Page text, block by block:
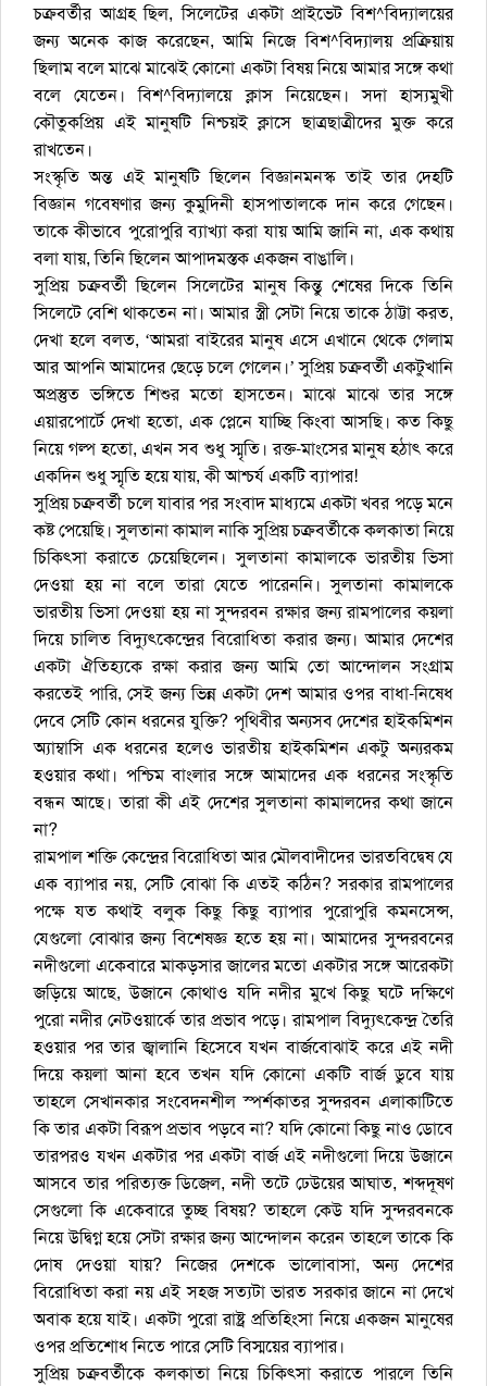
চক্রবর্তীর আগ্রহ ছিল, সিলেটের একটা প্রাইভেট বিশ^বিদ্যালয়ের
জন্য অনেক কাজ করেছেন, আমি নিজে বিশ^বিদ্যালয় প্রক্রিয়ায়
ছিলাম বলে মাঝে মাঝেই কোনো একটা বিষয় নিয়ে আমার সঙ্গে কথা
বলে যেতেন। বিশ^বিদ্যালয়ে ক্লাস নিয়েছেন। সদা হাস্যমুখী
কৌতুকপ্রিয় এই মানুষটি নিশ্চয়ই ক্লাসে ছাত্রছাত্রীদের মুক্ত করে
রাখতেন।
সংস্কৃতি অন্ত এই মানুষটি ছিলেন বিজ্ঞানমনস্ক তাই তার দেহটি
বিজ্ঞান গবেষণার জন্য কুমুদিনী হাসপাতালকে দান করে গেছেন।
তাকে কীভাবে পুরোপুরি ব্যাখ্যা করা যায় আমি জানি না, এক কথায়
বলা যায়, তিনি ছিলেন আপাদমস্তক একজন বাঙালি।
সুপ্রিয় চক্রবর্তী ছিলেন সিলেটের মানুষ কিন্তু শেষের দিকে তিনি
সিলেটে বেশি থাকতেন না। আমার স্ত্রী সেটা নিয়ে তাকে ঠাট্টা করত,
দেখা হলে বলত, ‘আমরা বাইরের মানুষ এসে এখানে থেকে গেলাম
আর আপনি আমাদের ছেড়ে চলে গেলেন।’ সুপ্রিয় চক্রবর্তী একটুখানি
অপ্রস্তুত ভঙ্গিতে শিশুর মতো হাসতেন। মাঝে মাঝে তার সঙ্গে
এয়ারপোর্টে দেখা হতো, এক প্লেনে যাচ্ছি কিংবা আসছি। কত কিছু
নিয়ে গল্প হতো, এখন সব শুধু স্মৃতি। রক্ত-মাংসের মানুষ হঠাৎ করে
একদিন শুধু স্মৃতি হয়ে যায়, কী আশ্চর্য একটি ব্যাপার!
সুপ্রিয় চক্রবর্তী চলে যাবার পর সংবাদ মাধ্যমে একটা খবর পড়ে মনে
কষ্ট পেয়েছি। সুলতানা কামাল নাকি সুপ্রিয় চক্রবর্তীকে কলকাতা নিয়ে
চিকিৎসা করাতে চেয়েছিলেন। সুলতানা কামালকে ভারতীয় ভিসা
দেওয়া হয় না বলে তারা যেতে পারেননি। সুলতানা কামালকে
ভারতীয় ভিসা দেওয়া হয় না সুন্দরবন রক্ষার জন্য রামপালের কয়লা
দিয়ে চালিত বিদ্যুৎকেন্দ্রের বিরোধিতা করার জন্য। আমার দেশের
একটা ঐতিহ্যকে রক্ষা করার জন্য আমি তো আন্দোলন সংগ্রাম
করতেই পারি, সেই জন্য ভিন্ন একটা দেশ আমার ওপর বাধা-নিষেধ
দেবে সেটি কোন ধরনের যুক্তি? পৃথিবীর অন্যসব দেশের হাইকমিশন
অ্যাম্বাসি এক ধরনের হলেও ভারতীয় হাইকমিশন একটু অন্যরকম
হওয়ার কথা। পশ্চিম বাংলার সঙ্গে আমাদের এক ধরনের সংস্কৃতি
বন্ধন আছে। তারা কী এই দেশের সুলতানা কামালদের কথা জানে
না?
রামপাল শক্তি কেন্দ্রের বিরোধিতা আর মৌলবাদীদের ভারতবিদ্বেষ যে
এক ব্যাপার নয়, সেটি বোঝা কি এতই কঠিন? সরকার রামপালের
পক্ষে যত কথাই বলুক কিছু কিছু ব্যাপার পুরোপুরি কমনসেন্স,
যেগুলো বোঝার জন্য বিশেষজ্ঞ হতে হয় না। আমাদের সুন্দরবনের
নদীগুলো একেবারে মাকড়সার জালের মতো একটার সঙ্গে আরেকটা
জড়িয়ে আছে, উজানে কোথাও যদি নদীর মুখে কিছু ঘটে দক্ষিণে
পুরো নদীর নেটওয়ার্কে তার প্রভাব পড়ে। রামপাল বিদ্যুৎকেন্দ্র তৈরি
হওয়ার পর তার জ্বালানি হিসেবে যখন বার্জবোঝাই করে এই নদী
দিয়ে কয়লা আনা হবে তখন যদি কোনো একটি বার্জ ডুবে যায়
তাহলে সেখানকার সংবেদনশীল স্পর্শকাতর সুন্দরবন এলাকাটিতে
কি তার একটা বিরূপ প্রভাব পড়বে না? যদি কোনো কিছু নাও ডোবে
তারপরও যখন একটার পর একটা বার্জ এই নদীগুলো দিয়ে উজানে
আসবে তার পরিত্যক্ত ডিজেল, নদী তটে ঢেউয়ের আঘাত, শব্দদূষণ
সেগুলো কি একেবারে তুচ্ছ বিষয়? তাহলে কেউ যদি সুন্দরবনকে
নিয়ে উদ্বিগ্ন হয়ে সেটা রক্ষার জন্য আন্দোলন করেন তাহলে তাকে কি
দোষ দেওয়া যায়? নিজের দেশকে ভালোবাসা, অন্য দেশের
বিরোধিতা করা নয় এই সহজ সত্যটা ভারত সরকার জানে না দেখে
অবাক হয়ে যাই। একটা পুরো রাষ্ট্র প্রতিহিংসা নিয়ে একজন মানুষের
ওপর প্রতিশোধ নিতে পারে সেটি বিস্ময়ের ব্যাপার।
সুপ্রিয় চক্রবর্তীকে কলকাতা নিয়ে চিকিৎসা করাতে পারলে তিনি